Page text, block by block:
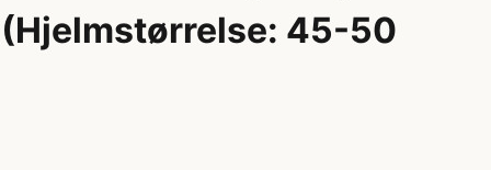
(Hjelmstørrelse: 45-50